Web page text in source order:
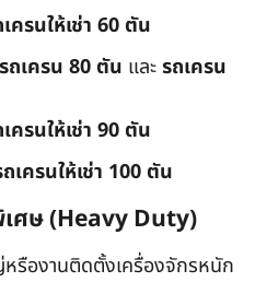
ครนให้เช่า 60 ตัน
รถเครน 80 ตัน และรถเครน
ครนให้เช่า 90 ตัน
เครนให้เช่า 100 ตัน
ศษ (Heavy Duty)
รืองานติดตั้งเครื่องจักรหนัก